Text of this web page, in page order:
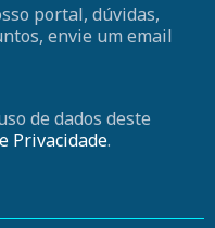
portal, dúvidas,
envie um email
de dados deste
Privacidade.